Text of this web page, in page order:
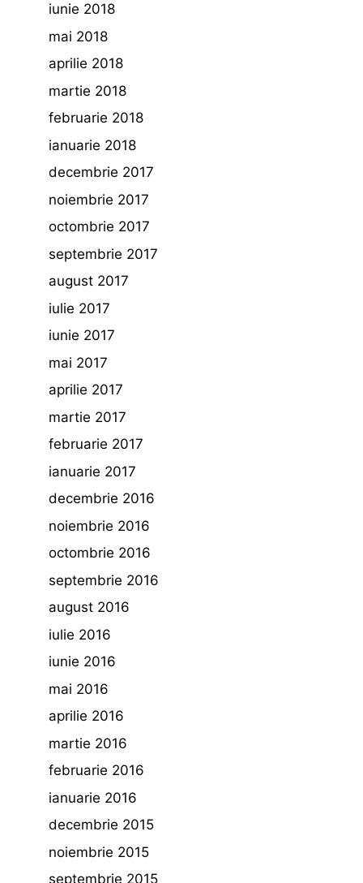
iunie 2018
mai 2018
aprilie 2018
martie 2018
februarie 2018
ianuarie 2018
decembrie 2017
noiembrie 2017
octombrie 2017
septembrie 2017
august 2017
iulie 2017
iunie 2017
mai 2017
aprilie 2017
martie 2017
februarie 2017
ianuarie 2017
decembrie 2016
noiembrie 2016
octombrie 2016
septembrie 2016
august 2016
iulie 2016
iunie 2016
mai 2016
aprilie 2016
martie 2016
februarie 2016
ianuarie 2016
decembrie 2015
noiembrie 2015
septembrie 2015